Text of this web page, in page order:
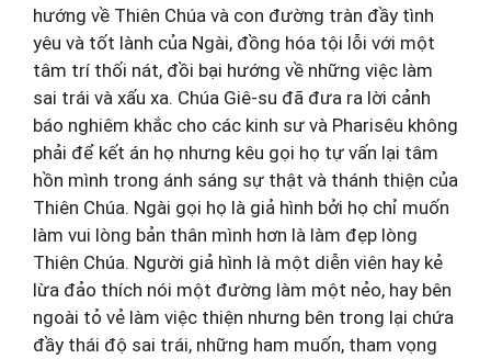
hướng về Thiên Chúa và con đường tràn đầy tình
yêu và tốt lành của Ngài, đồng hóa tội lỗi với một
tâm trí thối nát, đồi bại hướng về những việc làm
sai trái và xấu xa. Chúa Giê-su đã đưa ra lời cảnh
báo nghiêm khắc cho các kinh sư và Pharisêu không
phải để kết án họ nhưng kêu gọi họ tự vấn lại tâm
hồn mình trong ánh sáng sự thật và thánh thiện của
Thiên Chúa. Ngài gọi họ là giả hình bởi họ chỉ muốn
làm vui lòng bản thân mình hơn là làm đẹp lòng
Thiên Chúa. Người giả hình là một diễn viên hay kẻ
lừa đảo thích nói một đường làm một nẻo, hay bên
ngoài tỏ vẻ làm việc thiện nhưng bên trong lại chứa
đầy thái độ sai trái, những ham muốn, tham vọng